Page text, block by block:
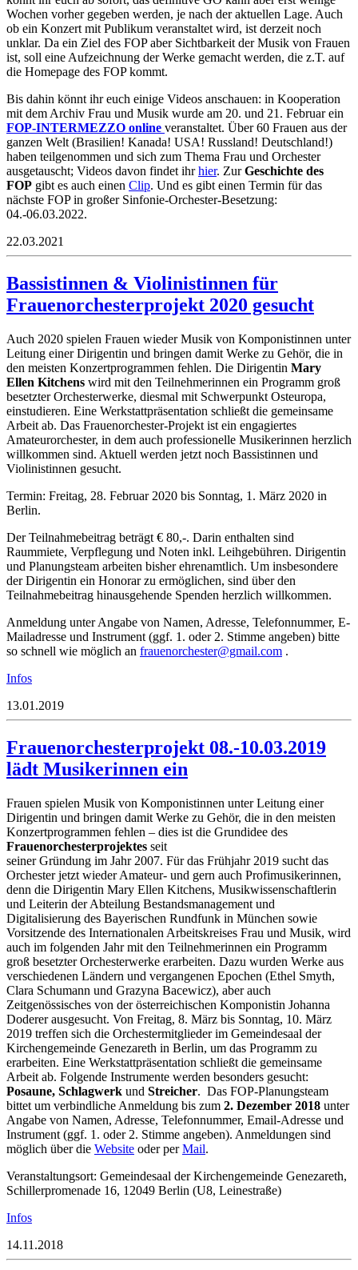
Wochen vorher gegeben werden, je nach der aktuellen Lage. Auch
ob ein Konzert mit Publikum veranstaltet wird, ist derzeit noch
unklar. Da ein Ziel des FOP aber Sichtbarkeit der Musik von Frauen
ist, soll eine Aufzeichnung der Werke gemacht werden, die z.T. auf
die Homepage des FOP kommt.
Bis dahin könnt ihr euch einige Videos anschauen: in Kooperation
mit dem Archiv Frau und Musik wurde am 20. und 21. Februar ein
FOP-INTERMEZZO online veranstaltet. Über 60 Frauen aus der
ganzen Welt (Brasilien! Kanada! USA! Russland! Deutschland!)
haben teilgenommen und sich zum Thema Frau und Orchester
ausgetauscht; Videos davon findet ihrhier. ZurGeschichte des
FOP gibt es auch einen Clip. Und es gibt einen Termin für das
nächste FOP in großer Sinfonie-Orchester-Besetzung:
04.-06.03.2022.
22.03.2021
Bassistinnen & Violinistinnen für
Frauenorchesterprojekt 2020 gesucht
Auch 2020 spielen Frauen wieder Musik von Komponistinnen unter
Leitung einer Dirigentin und bringen damit Werke zu Gehör, die in
den meisten Konzertprogrammen fehlen. Die Dirigentin Mary
Ellen Kitchens wird mit den Teilnehmerinnen ein Programm groß
besetzter Orchesterwerke, diesmal mit Schwerpunkt Osteuropa,
einstudieren. Eine Werkstattpräsentation schließt die gemeinsame
Arbeit ab. Das Frauenorchester-Projekt ist ein engagiertes
Amateurorchester, in dem auch professionelle Musikerinnen herzlich
willkommen sind. Aktuell werden jetzt noch Bassistinnen und
Violinistinnen gesucht.
Termin: Freitag, 28. Februar 2020 bis Sonntag, 1. März 2020 in
Berlin.
Der Teilnahmebeitrag beträgt € 80,-. Darin enthalten sind
Raummiete, Verpflegung und Noten inkl. Leihgebühren. Dirigentin
und Planungsteam arbeiten bisher ehrenamtlich. Um insbesondere
der Dirigentin ein Honorar zu ermöglichen, sind über den
Teilnahmebeitrag hinausgehende Spenden herzlich willkommen.
Anmeldung unter Angabe von Namen, Adresse, Telefonnummer, E-
Mailadresse und Instrument (ggf. 1. oder 2. Stimme angeben) bitte
so schnell wie möglich an
moc.l
iamg@
retse
hcron
euarf
.
Infos
13.01.2019
Frauenorchesterprojekt 08.-10.03.2019
lädt Musikerinnen ein
Frauen spielen Musik von Komponistinnen unter Leitung einer
Dirigentin und bringen damit Werke zu Gehör, die in den meisten
Konzertprogrammen fehlen – dies ist die Grundidee des
Frauenorchesterprojektes seit
seiner Gründung im Jahr 2007. Für das Frühjahr 2019 sucht das
Orchester jetzt wieder Amateur- und gern auch Profimusikerinnen,
denn die Dirigentin Mary Ellen Kitchens, Musikwissenschaftlerin
und Leiterin der Abteilung Bestandsmanagement und
Digitalisierung des Bayerischen Rundfunk in München sowie
Vorsitzende des Internationalen Arbeitskreises Frau und Musik, wird
auch im folgenden Jahr mit den Teilnehmerinnen ein Programm
groß besetzter Orchesterwerke erarbeiten. Dazu wurden Werke aus
verschiedenen Ländern und vergangenen Epochen (Ethel Smyth,
Clara Schumann und Grazyna Bacewicz), aber auch
Zeitgenössisches von der österreichischen Komponistin Johanna
Doderer ausgesucht. Von Freitag, 8. März bis Sonntag, 10. März
2019 treffen sich die Orchestermitglieder im Gemeindesaal der
Kirchengemeinde Genezareth in Berlin, um das Programm zu
erarbeiten. Eine Werkstattpräsentation schließt die gemeinsame
Arbeit ab. Folgende Instrumente werden besonders gesucht:
Posaune, Schlagwerk und Streicher. Das FOP-Planungsteam
bittet um verbindliche Anmeldung bis zum 2. Dezember 2018 unter
Angabe von Namen, Adresse, Telefonnummer, Email-Adresse und
Instrument (ggf. 1. oder 2. Stimme angeben). Anmeldungen sind
möglich über die Website oder perMail.
Veranstaltungsort: Gemeindesaal der Kirchengemeinde Genezareth,
Schillerpromenade 16, 12049 Berlin (U8, Leinestraße)
Infos
14.11.2018